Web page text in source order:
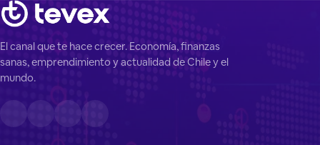
El canal que te hace crecer. Economía, finanzas
sanas, emprendimiento y actualidad de Chile y el
mundo.